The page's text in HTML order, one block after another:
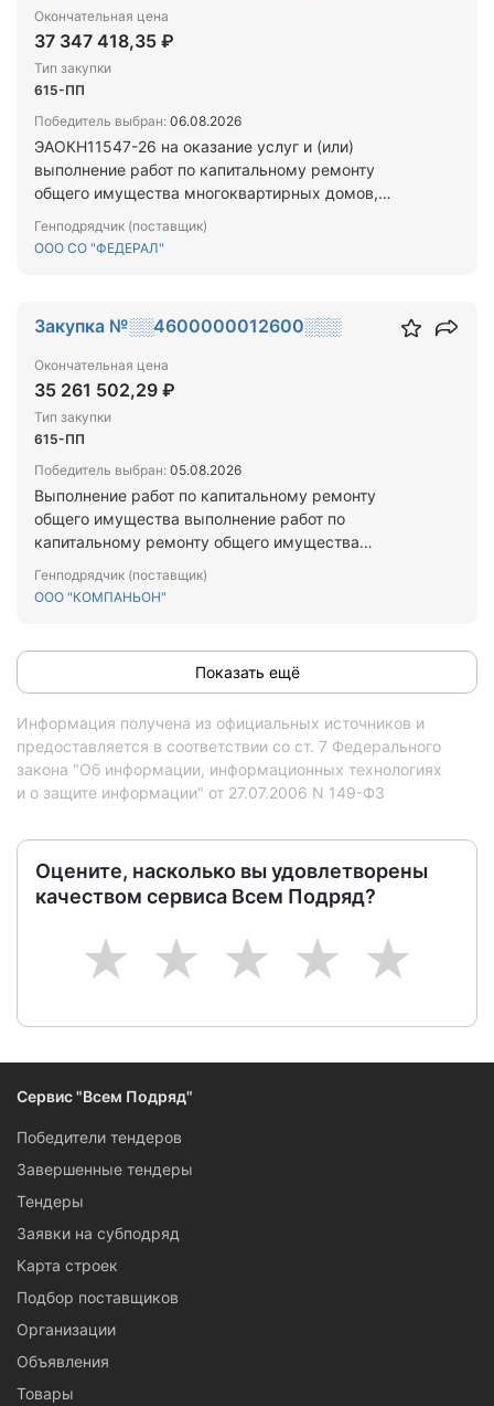
Окончательная цена
37 347 418,35 ₽
Тип закупки
615-ПП
Победитель выбран: 06.08.2026
ЭАОКН11547-26 на оказание услуг и (или)
выполнение работ по капитальному ремонту
общего имущества многоквартирных домов,
случае, предусмотренном пунктом 4 статьи 56.1
на территории Самарской области
Генподрядчик (поставщик)
ООО СО "ФЕДЕРАЛ"
Закупка №░░4600000012600░░░
Окончательная цена
35 261 502,29 ₽
Тип закупки
615-ПП
Победитель выбран: 05.08.2026
Выполнение работ по капитальному ремонту
общего имущества выполнение работ по
капитальному ремонту общего имущества
территории города Липецка Липецкой области (2
Генподрядчик (поставщик)
ООО "КОМПАНЬОН"
Показать ещё
Информация получена из официальных источников и
предоставляется в соответствии со ст. 7 Федерального
закона "Об информации, информационных технологиях
и о защите информации" от 27.07.2006 N 149-ФЗ
Оцените, насколько вы удовлетворены
качеством сервиса Всем Подряд?
5
4
3
2
1
Сервис "Всем Подряд"
Победители тендеров
Завершенные тендеры
Тендеры
Заявки на субподряд
Карта строек
Подбор поставщиков
Организации
Объявления
Товары